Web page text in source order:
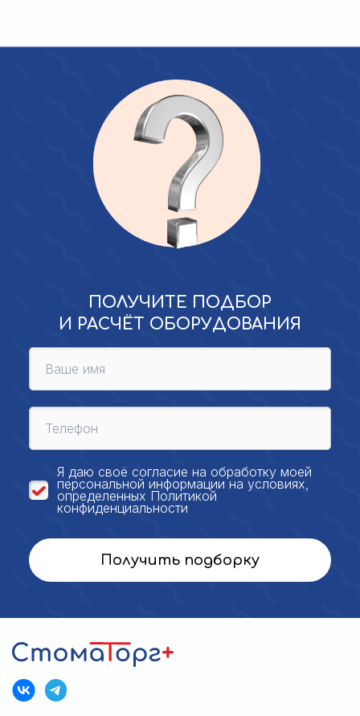
ПОЛУЧИТЕ ПОДБОР
И РАСЧЁТ ОБОРУДОВАНИЯ
Я даю своё согласие на обработку моей
персональной информации на условиях,
определенных Политикой
конфиденциальности
Получить подборку